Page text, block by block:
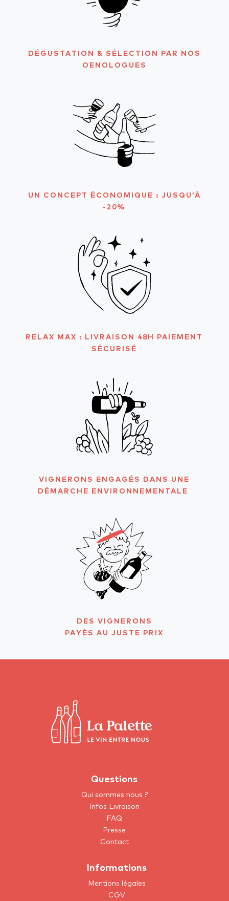
DÉGUSTATION & SÉLECTION PAR NOS
OENOLOGUES
UN CONCEPT ÉCONOMIQUE : JUSQU’À
-20%
RELAX MAX : LIVRAISON 48H PAIEMENT
SÉCURISÉ
VIGNERONS ENGAGÉS DANS UNE
DÉMARCHE ENVIRONNEMENTALE
DES VIGNERONS
PAYÉS AU JUSTE PRIX
Questions
Qui sommes nous ?
Infos Livraison
FAQ
Presse
Contact
Informations
Mentions légales
CGV